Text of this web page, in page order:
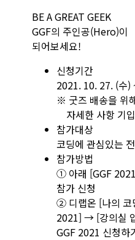
BE A GREAT GEEK
GGF의 주인공(Hero)이
되어보세요!
신청기간
2021. 10. 27. (수)
※ 굿즈 배송을 위
자세한 사항 기
참가대상
코딩에 관심있는
참가방법
① 아래 [GGF
참가 신청
② 디랩온 [나의
2021] → [강의실
GGF 2021 신청하